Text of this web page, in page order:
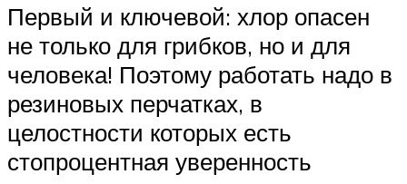
Первый и ключевой: хлор опасен
не только для грибков, но и для
человека! Поэтому работать надо в
резиновых перчатках, в
целостности которых есть
стопроцентная уверенность